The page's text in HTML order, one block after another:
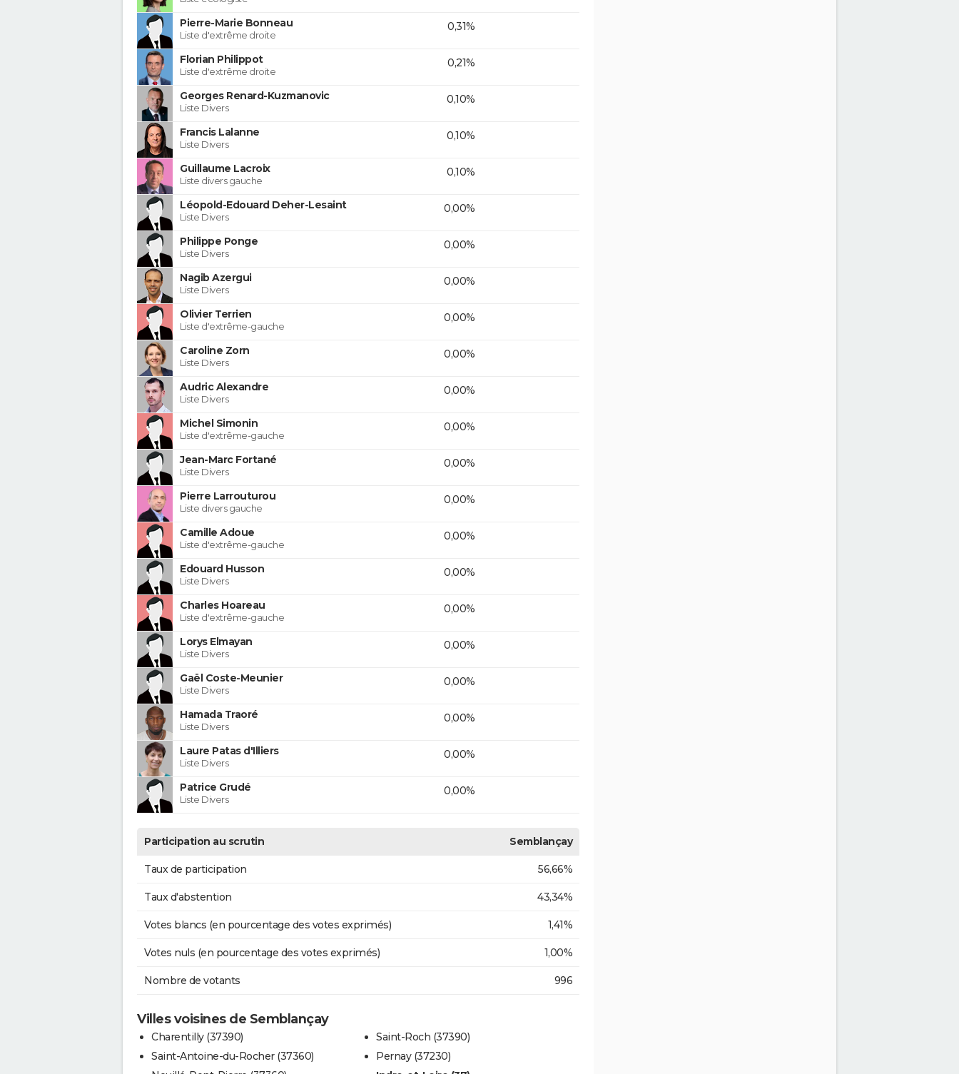
Pierre-Marie Bonneau
Liste d'extrême droite
0,31%
Florian Philippot
Liste d'extrême droite
0,21%
Georges Renard-Kuzmanovic
Liste Divers
0,10%
Francis Lalanne
Liste Divers
0,10%
Guillaume Lacroix
Liste divers gauche
0,10%
Léopold-Edouard Deher-Lesaint
Liste Divers
0,00%
Philippe Ponge
Liste Divers
0,00%
Nagib Azergui
Liste Divers
0,00%
Olivier Terrien
Liste d'extrême-gauche
0,00%
Caroline Zorn
Liste Divers
0,00%
Audric Alexandre
Liste Divers
0,00%
Michel Simonin
Liste d'extrême-gauche
0,00%
Jean-Marc Fortané
Liste Divers
0,00%
Pierre Larrouturou
Liste divers gauche
0,00%
Camille Adoue
Liste d'extrême-gauche
0,00%
Edouard Husson
Liste Divers
0,00%
Charles Hoareau
Liste d'extrême-gauche
0,00%
Lorys Elmayan
Liste Divers
0,00%
Gaël Coste-Meunier
Liste Divers
0,00%
Hamada Traoré
Liste Divers
0,00%
Laure Patas d'Illiers
Liste Divers
0,00%
Patrice Grudé
Liste Divers
0,00%
Participation au scrutin Semblançay
Taux de participation 56,66%
Taux d'abstention 43,34%
Votes blancs (en pourcentage des votes exprimés) 1,41%
Votes nuls (en pourcentage des votes exprimés) 1,00%
Nombre de votants 996
Villes voisines de Semblançay
Charentilly (37390)
Saint-Antoine-du-Rocher (37360)
Saint-Roch (37390)
Pernay (37230)